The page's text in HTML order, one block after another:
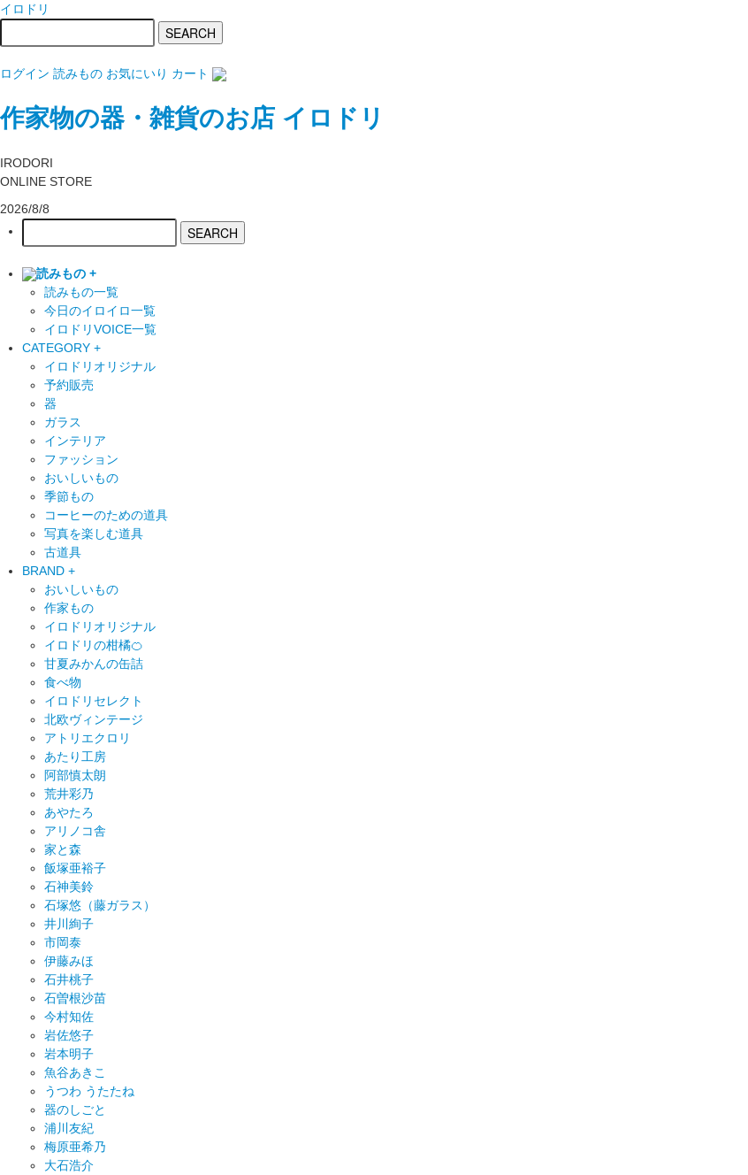
イロドリ
ログイン 読みもの お気にいり カート
作家物の器・雑貨のお店 イロドリ
IRODORI
ONLINE STORE
2026/8/8
読みもの +
読みもの一覧
今日のイロイロ一覧
イロドリVOICE一覧
CATEGORY +
イロドリオリジナル
予約販売
器
ガラス
インテリア
ファッション
おいしいもの
季節もの
コーヒーのための道具
写真を楽しむ道具
古道具
BRAND +
おいしいもの
作家もの
イロドリオリジナル
イロドリの柑橘🍊
甘夏みかんの缶詰
食べ物
イロドリセレクト
北欧ヴィンテージ
アトリエクロリ
あたり工房
阿部慎太朗
荒井彩乃
あやたろ
アリノコ舎
家と森
飯塚亜裕子
石神美鈴
石塚悠（藤ガラス）
井川絢子
市岡泰
伊藤みほ
石井桃子
石曽根沙苗
今村知佐
岩佐悠子
岩本明子
魚谷あきこ
うつわ うたたね
器のしごと
浦川友紀
梅原亜希乃
大石浩介